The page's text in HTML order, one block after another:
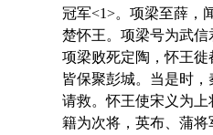
冠军<1>。项梁至薛，
楚怀王。项梁号为武信
项梁败死定陶，怀王
皆保聚彭城。当是时，
请救。怀王使宋义为
籍为次将，英布、蒲